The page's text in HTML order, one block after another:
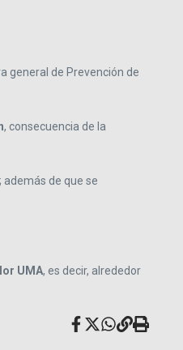
general de Prevención de
, consecuencia de la
además de que se
UMA, es decir, alrededor